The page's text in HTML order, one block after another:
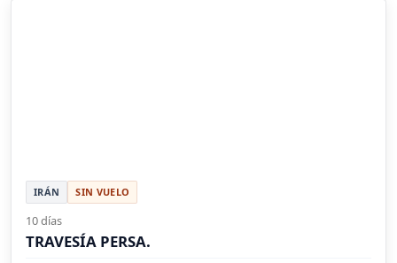
IRÁN SIN VUELO
10 días
TRAVESÍA PERSA.